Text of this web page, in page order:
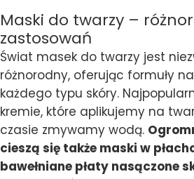
Maski do twarzy –
zastosowań
Świat masek do twarzy jest
różnorodny, oferując formuły
każdego typu skóry.
kremie, które aplikujemy na
czasie zmywamy wodą.
cieszą się także maski w
bawełniane płaty nasączone